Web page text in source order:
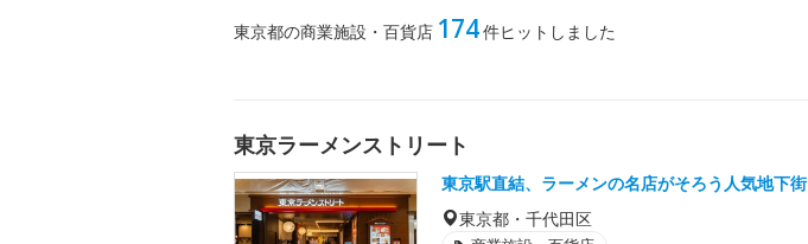
東京都の商業施設・百貨店 174件ヒットしました
東京ラーメンストリート
東京駅直結、ラーメンの名店がそろう人気地下街
東京都・千代田区